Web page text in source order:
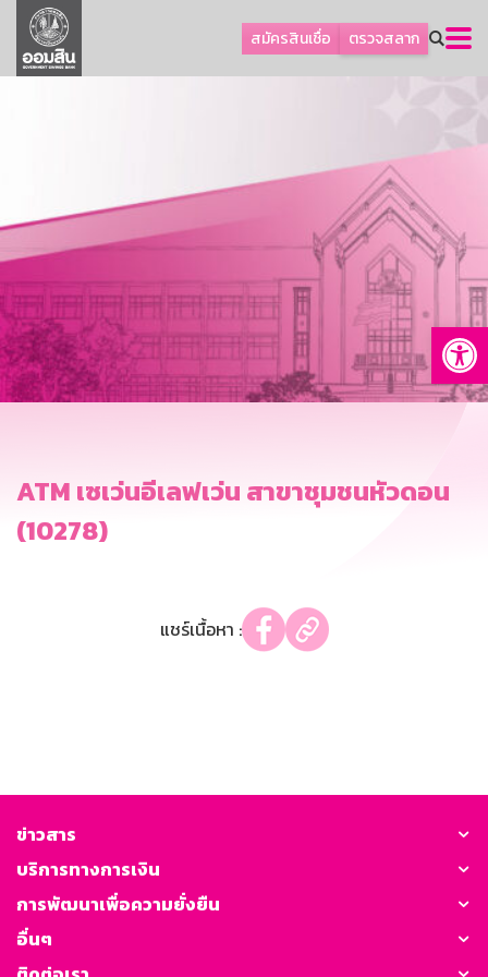
สมัครสินเชื่อ ตรวจสลาก
ลูกค้าธุรกิจ
ลูกค้าผู้ประกอบรายย่อย
การพัฒนาที่ยั่งยืน
ข่าวสาร
บริการทางการเงิน
อื่นๆ
ติดต่อเรา
บริการออนไลน์
GSB Society
ATM เซเว่นอีเลฟเว่น สาขาชุมชนหัวดอน
(10278)
แชร์เนื้อหา :
ข่าวสาร
บริการทางการเงิน
การพัฒนาเพื่อความยั่งยืน
อื่นๆ